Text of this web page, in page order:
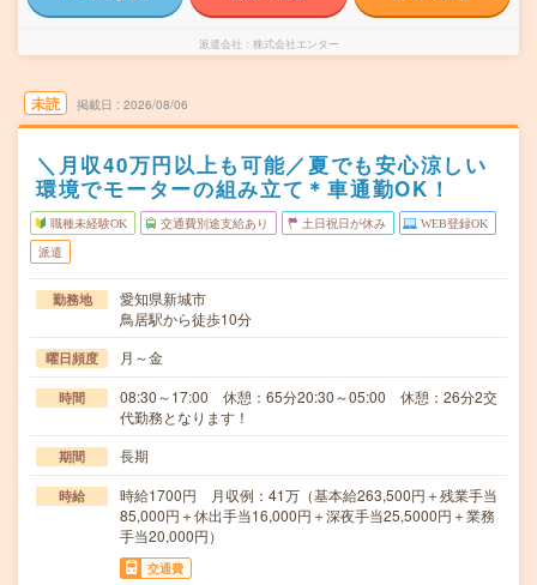
派遣会社 株式会社エンター
未読 掲載日 2026/08/06
＼月収40万円以上も可能／夏でも安心涼しい
環境でモーターの組み立て＊車通勤OK！
職種未経験OK 交通費別途支給あり 土日祝日が休み WEB登録OK
派遣
勤務地
愛知県新城市
鳥居駅から徒歩10分
曜日頻度 月～金
時間
08:30～17:00 休憩：65分20:30～05:00 休憩：26分2交
代勤務となります！
期間 長期
時給
時給1700円 月収例：41万（基本給263,500円＋残業手当
85,000円＋休出手当16,000円＋深夜手当25,5000円＋業務
手当20,000円）
交通費